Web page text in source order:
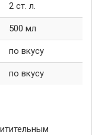
2 ст. л.
500 мл
по вкусу
по вкусу